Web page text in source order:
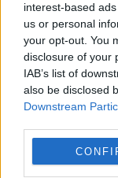
interest-based
us or personal
your opt-out. You
disclosure of your
IAB’s list of
also be disclosed
Downstream
RFI
28 SEPTEMBRIE
Vineri 29
seria de